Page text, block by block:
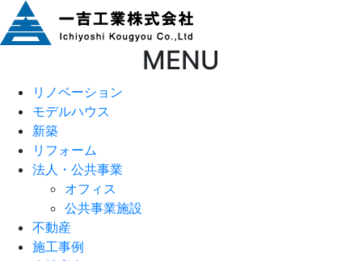
MENU
リノベーション
モデルハウス
新築
リフォーム
法人・公共事業
オフィス
公共事業施設
不動産
施工事例